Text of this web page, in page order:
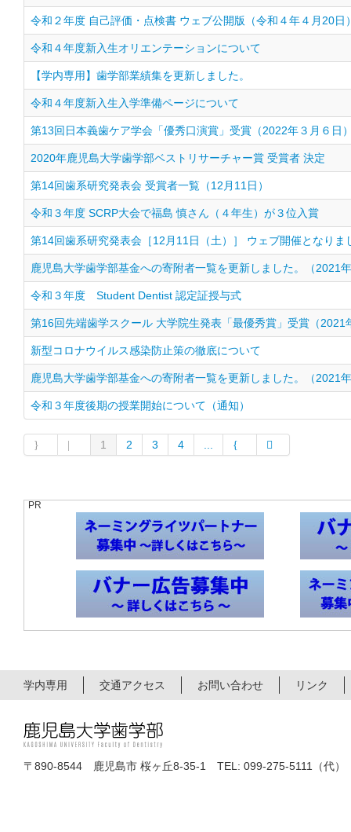
令和２年度 自己評価・点検書 ウェブ公開版（令和４年４月20日
令和４年度新入生オリエンテーションについて
【学内専用】歯学部業績集を更新しました。
令和４年度新入生入学準備ページについて
第13回日本義歯ケア学会「優秀口演賞」受賞（2022年３月６日
2020年鹿児島大学歯学部ベストリサーチャー賞 受賞者 決定
第14回歯系研究発表会 受賞者一覧（12月11日）
令和３年度 SCRP大会で福島 慎さん（４年生）が３位入賞
第14回歯系研究発表会［12月11日（土）］ ウェブ開催となりま
鹿児島大学歯学部基金への寄附者一覧を更新しました。（2021
令和３年度 Student Dentist 認定証授与式
第16回先端歯学スクール 大学院生発表「最優秀賞」受賞（2021
新型コロナウイルス感染防止策の徹底について
鹿児島大学歯学部基金への寄附者一覧を更新しました。（2021
令和３年度後期の授業開始について（通知）
1 2 3 4
PR
学内専用 交通アクセス お問い合わせ リンク
〒890-8544 鹿児島市 桜ヶ丘8-35-1 TEL: 099-275-5111（代）